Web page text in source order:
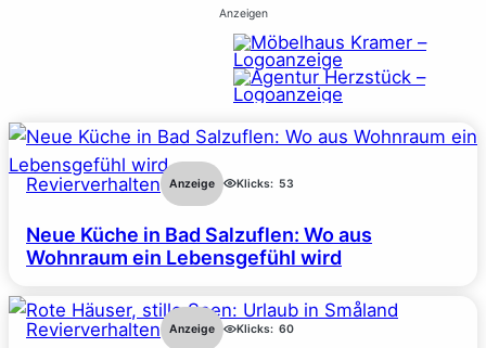
Anzeigen
Revierverhalten Anzeige Klicks: 53
Neue Küche in Bad Salzuflen: Wo aus
Wohnraum ein Lebensgefühl wird
Revierverhalten Anzeige Klicks: 60